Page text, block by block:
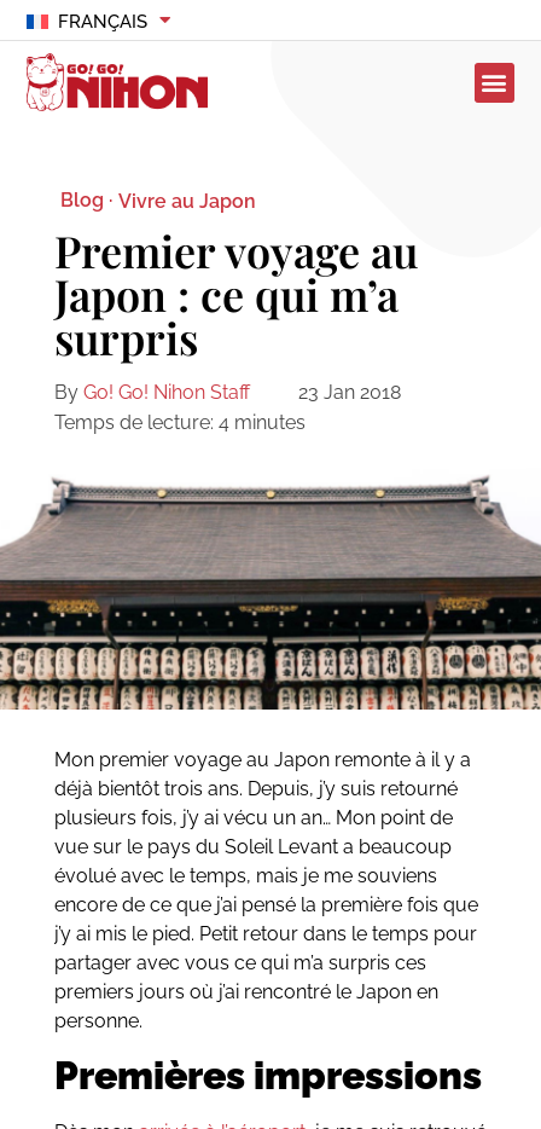
FRANÇAIS
Blog · Vivre au Japon
Premier voyage au
Japon : ce qui m’a
surpris
By Go! Go! Nihon Staff
23 Jan 2018
Temps de lecture: 4 minutes
Mon premier voyage au Japon remonte à il y a
déjà bientôt trois ans. Depuis, j’y suis retourné
plusieurs fois, j’y ai vécu un an… Mon point de
vue sur le pays du Soleil Levant a beaucoup
évolué avec le temps, mais je me souviens
encore de ce que j’ai pensé la première fois que
j’y ai mis le pied. Petit retour dans le temps pour
partager avec vous ce qui m’a surpris ces
premiers jours où j’ai rencontré le Japon en
personne.
Premières impressions